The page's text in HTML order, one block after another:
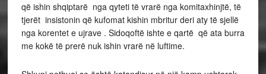
që ishin shqiptarë nga qyteti të vrarë nga komitaxhinjtë, të
tjerët insistonin që kufomat kishin mbritur deri aty të sjellë
nga korentet e ujrave . Sidoqoftë ishte e qartë që ata burra
me kokë të prerë nuk ishin vrarë në luftime.